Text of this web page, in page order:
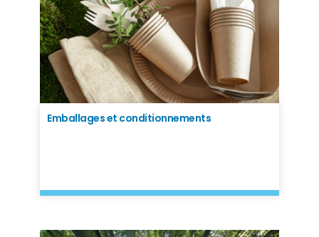
Emballages et conditionnements